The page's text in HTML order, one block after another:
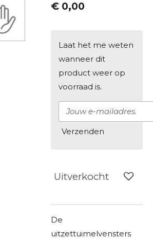
€ 0,00
Laat het me weten
wanneer dit
product weer op
voorraad is.
Verzenden
Uitverkocht
De
uitzettuimelvensters